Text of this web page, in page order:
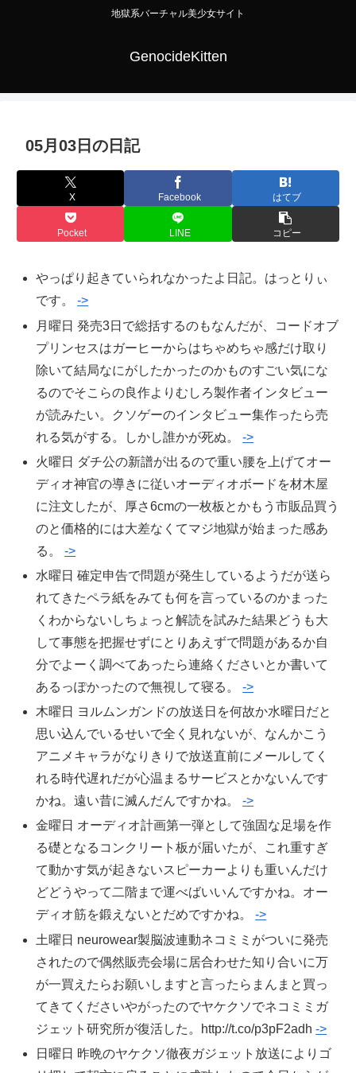
地獄系バーチャル美少女サイト
GenocideKitten
05月03日の日記
X Facebook はてブ
Pocket LINE コピー
やっぱり起きていられなかったよ日記。はっとりぃ
です。->
月曜日 発売3日で総括するのもなんだが、コードオブ
プリンセスはガーヒーからはちゃめちゃ感だけ取り
除いて結局なにがしたかったのかものすごい気にな
るのでそこらの良作よりむしろ製作者インタビュー
が読みたい。クソゲーのインタビュー集作ったら売
れる気がする。しかし誰かが死ぬ。->
火曜日 ダチ公の新譜が出るので重い腰を上げてオー
ディオ神官の導きに従いオーディオボードを材木屋
に注文したが、厚さ6cmの一枚板とかもう市販品買う
のと価格的には大差なくてマジ地獄が始まった感あ
る。->
水曜日 確定申告で問題が発生しているようだが送ら
れてきたペラ紙をみても何を言っているのかまった
くわからないしちょっと解読を試みた結果どうも大
して事態を把握せずにとりあえずで問題があるか自
分でよーく調べてあったら連絡くださいとか書いて
あるっぽかったので無視して寝る。->
木曜日 ヨルムンガンドの放送日を何故か水曜日だと
思い込んでいるせいで全く見れないが、なんかこう
アニメキャラがなりきりで放送直前にメールしてく
れる時代遅れだが心温まるサービスとかないんです
かね。遠い昔に滅んだんですかね。->
金曜日 オーディオ計画第一弾として強固な足場を作
る礎となるコンクリート板が届いたが、これ重すぎ
て動かす気が起きないスピーカーよりも重いんだけ
どどうやって二階まで運べばいいんですかね。オー
ディオ筋を鍛えないとだめですかね。->
土曜日 neurowear製脳波連動ネコミミがついに発売
されたので偶然販売会場に居合わせた知り合いに万
が一買えたらお願いしますと言ったらまんまと買っ
てきてくださいやがったのでヤケクソでネコミミガ
ジェット研究所が復活した。http://t.co/p3pF2adh->
日曜日 昨晩のヤケクソ徹夜ガジェット放送によりゴ